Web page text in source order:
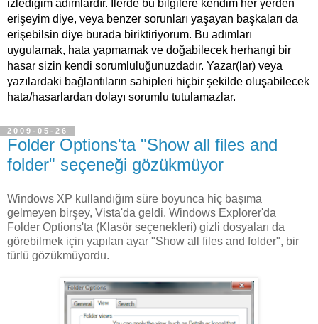
izlediğim adımlardır. İlerde bu bilgilere kendim her yerden
erişeyim diye, veya benzer sorunları yaşayan başkaları da
erişebilsin diye burada biriktiriyorum. Bu adımları
uygulamak, hata yapmamak ve doğabilecek herhangi bir
hasar sizin kendi sorumluluğunuzdadır. Yazar(lar) veya
yazılardaki bağlantıların sahipleri hiçbir şekilde oluşabilecek
hata/hasarlardan dolayı sorumlu tutulamazlar.
2009-05-26
Folder Options'ta "Show all files and
folder" seçeneği gözükmüyor
Windows XP kullandığım süre boyunca hiç başıma
gelmeyen birşey, Vista'da geldi. Windows Explorer'da
Folder Options'ta (Klasör seçenekleri) gizli dosyaları da
görebilmek için yapılan ayar "Show all files and folder", bir
türlü gözükmüyordu.